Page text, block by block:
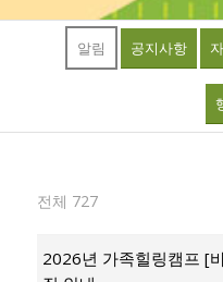
알림 공지사항
전체 727
2026년 가족힐링캠프 [